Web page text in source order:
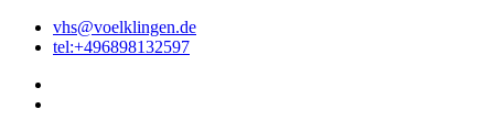
vhs@voelklingen.de
tel:+496898132597